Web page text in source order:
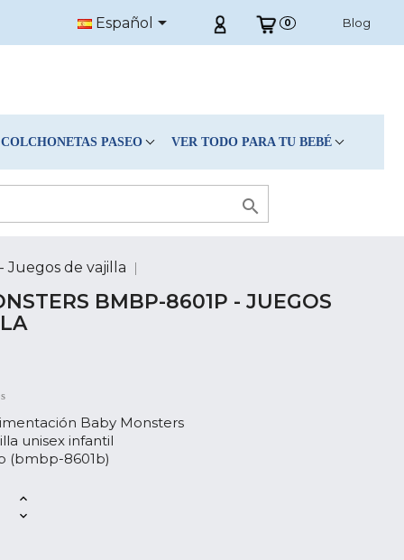
Español  0 Blog
COLCHONETAS PASEO VER TODO PARA TU BEBÉ

Juegos de vajilla
BMBP-8601P - JUEGOS
Baby Monsters
unisex infantil
(bmbp-8601b)